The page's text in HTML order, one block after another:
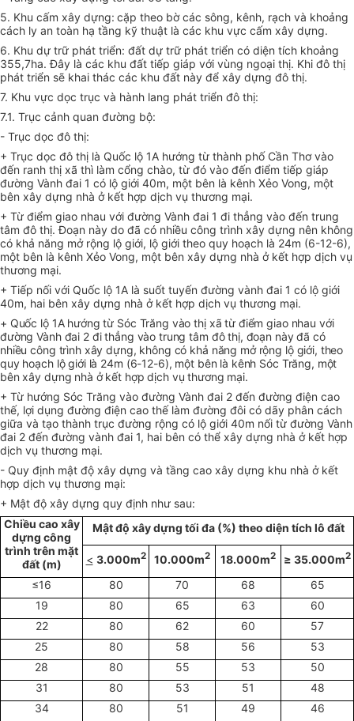
5. Khu cấm xây dựng: cặp theo bờ các sông, kênh, rạch và khoảng
cách ly an toàn hạ tầng kỹ thuật là các khu vực cấm xây dựng.
6. Khu dự trữ phát triển: đất dự trữ phát triển có diện tích khoảng
355,7ha. Đây là các khu đất tiếp giáp với vùng ngoại thị. Khi đô thị
phát triển sẽ khai thác các khu đất này để xây dựng đô thị.
7. Khu vực dọc trục và hành lang phát triển đô thị:
7.1. Trục cảnh quan đường bộ:
- Trục dọc đô thị:
+ Trục dọc đô thị là Quốc lộ 1A hướng từ thành phố Cần Thơ vào
đến ranh thị xã thì làm cổng chào, từ đó vào đến điểm tiếp giáp
đường Vành đai 1 có lộ giới 40m, một bên là kênh Xẻo Vong, một
bên xây dựng nhà ở kết hợp dịch vụ thương mại.
+ Từ điểm giao nhau với đường Vành đai 1 đi thẳng vào đến trung
tâm đô thị. Đoạn này do đã có nhiều công trình xây dựng nên không
có khả năng mở rộng lộ giới, lộ giới theo quy hoạch là 24m (6-12-6),
một bên là kênh Xẻo Vong, một bên xây dựng nhà ở kết hợp dịch vụ
thương mại.
+ Tiếp nối với Quốc lộ 1A là suốt tuyến đường vành đai 1 có lộ giới
40m, hai bên xây dựng nhà ở kết hợp dịch vụ thương mại.
+ Quốc lộ 1A hướng từ Sóc Trăng vào thị xã từ điểm giao nhau với
đường Vành đai 2 đi thẳng vào trung tâm đô thị, đoạn này đã có
nhiều công trình xây dựng, không có khả năng mở rộng lộ giới, theo
quy hoạch lộ giới là 24m (6-12-6), một bên là kênh Sóc Trăng, một
bên xây dựng nhà ở kết hợp dịch vụ thương mại.
+ Từ hướng Sóc Trăng vào đường Vành đai 2 đến đường điện cao
thế, lợi dụng đường điện cao thế làm đường đôi có dãy phân cách
giữa và tạo thành trục đường rộng có lộ giới 40m nối từ đường Vành
đai 2 đến đường vành đai 1, hai bên có thể xây dựng nhà ở kết hợp
dịch vụ thương mại.
- Quy định mật độ xây dựng và tầng cao xây dựng khu nhà ở kết
hợp dịch vụ thương mại:
+ Mật độ xây dựng quy định như sau:
Chiều cao xây
dựng công
trình trên mặt
đất (m)
Mật độ xây dựng tối đa (%) theo diện tích lô đất
< 3.000m2 10.000m2 18.000m2 ≥ 35.000m2
≤16 80 70 68
65
19
80 65 63
60
22
80 62 60
57
25
80 58 56
53
28
80 55 53
50
31
80 53 51
48
34
80 51 49
46